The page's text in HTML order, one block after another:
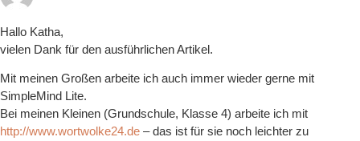
Hallo Katha,
vielen Dank für den ausführlichen Artikel.
Mit meinen Großen arbeite ich auch immer wieder gerne mit
SimpleMind Lite.
Bei meinen Kleinen (Grundschule, Klasse 4) arbeite ich mit
http://www.wortwolke24.de – das ist für sie noch leichter zu